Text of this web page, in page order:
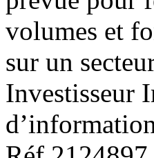
volumes et
sur un
Investisseur